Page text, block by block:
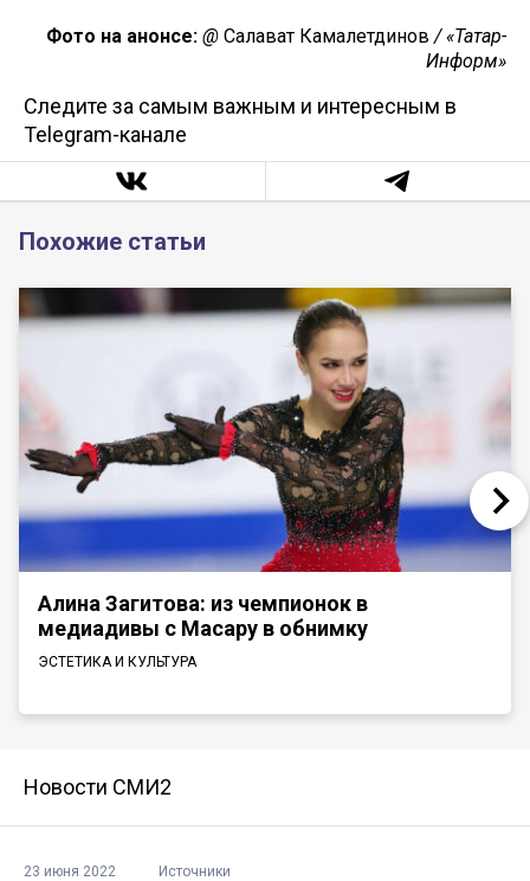
Фото на анонсе: @ Салават Камалетдинов / «Татар-
Информ»
Следите за самым важным и интересным в
Telegram-канале
Похожие статьи
Алина Загитова: из чемпионок в
медиадивы с Масару в обнимку
ЭСТЕТИКА И КУЛЬТУРА
Новости СМИ2
23 июня 2022 Источники